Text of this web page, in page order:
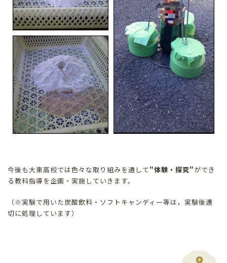
今後も大東高校では色々な取り組みを通して"体験・探究"ができ
る教科指導を企画・実施していきます。
（※実験で用いた炭酸飲料・ソフトキャンディー等は，実験後適
切に処理しています）